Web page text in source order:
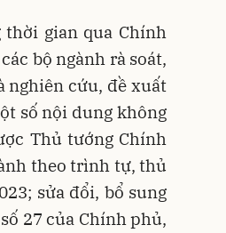
gian qua Chính
bộ ngành rà soát,
nghiên cứu, đề xuất
số nội dung không
Thủ tướng Chính
theo trình tự, thủ
sửa đổi, bổ sung
27 của Chính phủ,